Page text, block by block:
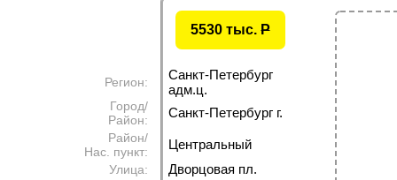
5530 тыс.P
Регион:
Санкт-Петербург
адм.ц.
Город/
Район:
Санкт-Петербург г.
Район/
Нас. пункт:
Центральный
Улица: Дворцовая пл.